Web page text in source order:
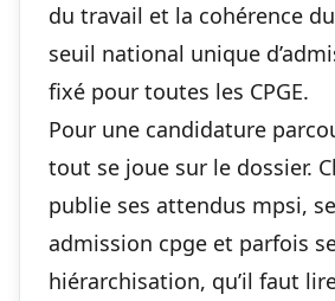
du travail et la cohérence
seuil national unique
fixé pour toutes les CPGE.
Pour une candidature
tout se joue sur le dossier.
publie ses attendus mpsi,
admission cpge et parfois
hiérarchisation, qu’il faut